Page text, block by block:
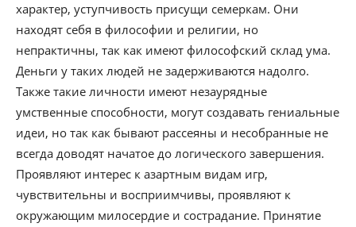
характер, уступчивость присущи семеркам. Они
находят себя в философии и религии, но
непрактичны, так как имеют философский склад ума.
Деньги у таких людей не задерживаются надолго.
Также такие личности имеют незаурядные
умственные способности, могут создавать гениальные
идеи, но так как бывают рассеяны и несобранные не
всегда доводят начатое до логического завершения.
Проявляют интерес к азартным видам игр,
чувствительны и восприимчивы, проявляют к
окружающим милосердие и сострадание. Принятие